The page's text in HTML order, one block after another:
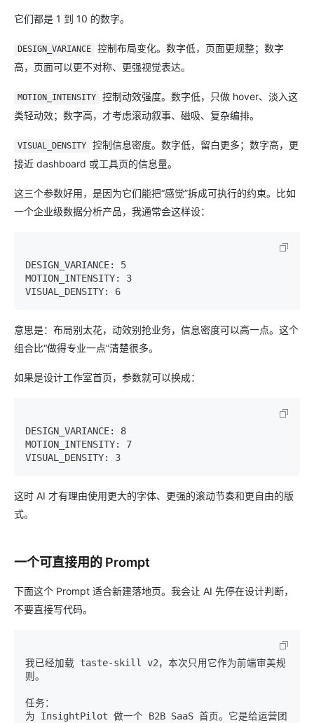
它们都是 1 到 10 的数字。
DESIGN_VARIANCE
控制布局变化。数字低，页面更规整；数字
高，页面可以更不对称、更强视觉表达。
MOTION_INTENSITY
控制动效强度。数字低，只做 hover、淡入这
类轻动效；数字高，才考虑滚动叙事、磁吸、复杂编排。
VISUAL_DENSITY
控制信息密度。数字低，留白更多；数字高，更
接近 dashboard 或工具页的信息量。
这三个参数好用，是因为它们能把“感觉”拆成可执行的约束。比如
一个企业级数据分析产品，我通常会这样设：
DESIGN_VARIANCE: 5
MOTION_INTENSITY: 3
意思是：布局别太花，动效别抢业务，信息密度可以高一点。这个
组合比“做得专业一点”清楚很多。
如果是设计工作室首页，参数就可以换成：
DESIGN_VARIANCE: 8
MOTION_INTENSITY: 7
这时 AI 才有理由使用更大的字体、更强的滚动节奏和更自由的版
式。
一个可直接用的 Prompt
下面这个 Prompt 适合新建落地页。我会让 AI 先停在设计判断，
不要直接写代码。
我已经加载 taste-skill v2，本次只用它作为前端审美规
则。
任务：
为 InsightPilot 做一个 B2B SaaS 首页。它是给运营团